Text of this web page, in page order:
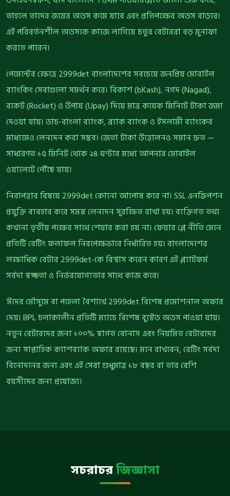
তাহলে তাদের জয়ের অডস কমে যাবে এবং প্রতিপক্ষের অডস বাড়বে।
এই পরিবর্তনশীল অডসকে কাজে লাগিয়ে চতুর বেটাররা বড় মুনাফা
করতে পারেন।
পেমেন্টের ক্ষেত্রে 2999det বাংলাদেশের সবচেয়ে জনপ্রিয় মোবাইল
ব্যাংকিং সেবাগুলো সমর্থন করে। বিকাশ (bKash), নগদ (Nagad),
রকেট (Rocket) ও উপায় (Upay) দিয়ে মাত্র কয়েক মিনিটে টাকা জমা
দেওয়া যায়। ডাচ-বাংলা ব্যাংক, ব্র্যাক ব্যাংক ও ইসলামী ব্যাংকের
মাধ্যমেও লেনদেন করা সম্ভব। জেতা টাকা উত্তোলনও সমান দ্রুত —
সাধারণত ১৫ মিনিট থেকে ২৪ ঘণ্টার মধ্যে আপনার মোবাইল
ওয়ালেটে পৌঁছে যায়।
নিরাপত্তার বিষয়ে 2999det কোনো আপোষ করে না। SSL এনক্রিপশন
প্রযুক্তি ব্যবহার করে সমস্ত লেনদেন সুরক্ষিত রাখা হয়। ব্যক্তিগত তথ্য
কখনো তৃতীয় পক্ষের সাথে শেয়ার করা হয় না। ফেয়ার প্লে নীতি মেনে
প্রতিটি বেটিং ফলাফল নিরপেক্ষভাবে নির্ধারিত হয়। বাংলাদেশের
লক্ষাধিক বেটার 2999det-কে বিশ্বাস করেন কারণ এই প্ল্যাটফর্ম
সর্বদা স্বচ্ছতা ও নির্ভরযোগ্যতার সাথে কাজ করে।
ঈদের মৌসুমে বা পহেলা বৈশাখে 2999det বিশেষ প্রমোশনাল অফার
দেয়। BPL চলাকালীন প্রতিটি ম্যাচে বিশেষ বুস্টেড অডস পাওয়া যায়।
নতুন বেটারদের জন্য ১০০% স্বাগত বোনাস এবং নিয়মিত বেটারদের
জন্য সাপ্তাহিক ক্যাশব্যাক অফার রয়েছে। মনে রাখবেন, বেটিং সর্বদা
বিনোদনের জন্য এবং এই সেবা শুধুমাত্র ১৮ বছর বা তার বেশি
বয়সীদের জন্য প্রযোজ্য।
সচরাচরজিজ্ঞাসা